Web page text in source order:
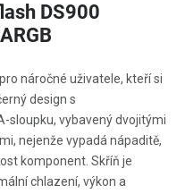
DS900
náročné uživatele, kteří si
design s
sloupku, vybavený dvojitými
nejenže vypadá nápaditě,
komponent. Skříň je
chlazení, výkon a